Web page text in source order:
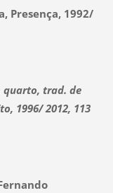
Presença, 1992/
quarto, trad. de
1996/ 2012, 113